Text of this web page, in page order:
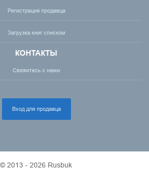
Регистрация продавца
Загрузка книг списком
КОНТАКТЫ
Свяжитесь с нами
Вход для продавца
© 2013 - 2026 Rusbuk